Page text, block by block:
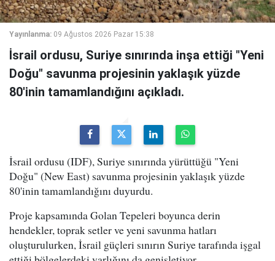
Yayınlanma: 09 Ağustos 2026 Pazar 15:38
İsrail ordusu, Suriye sınırında inşa ettiği "Yeni
Doğu" savunma projesinin yaklaşık yüzde
80'inin tamamlandığını açıkladı.
İsrail ordusu (IDF), Suriye sınırında yürüttüğü "Yeni
Doğu" (New East) savunma projesinin yaklaşık yüzde
80'inin tamamlandığını duyurdu.
Proje kapsamında Golan Tepeleri boyunca derin
hendekler, toprak setler ve yeni savunma hatları
oluşturulurken, İsrail güçleri sınırın Suriye tarafında işgal